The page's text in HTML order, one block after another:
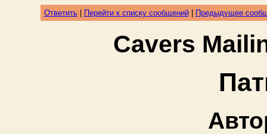
Ответить| Перейти к списку сообщений| Предыдущее
Cavers